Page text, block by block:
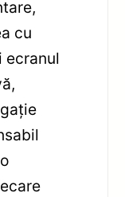
cu
ecranul